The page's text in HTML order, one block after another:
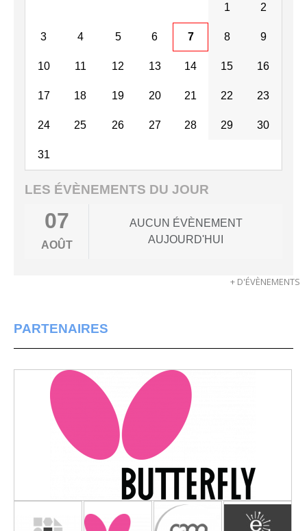
1 2
3 4 5 6 7 8 9
10 11 12 13 14 15 16
17 18 19 20 21 22 23
24 25 26 27 28 29 30
31
LES ÉVÈNEMENTS DU JOUR
07
AOÛT
AUCUN ÉVÈNEMENT
AUJOURD'HUI
+ D'ÉVÈNEMENTS
PARTENAIRES